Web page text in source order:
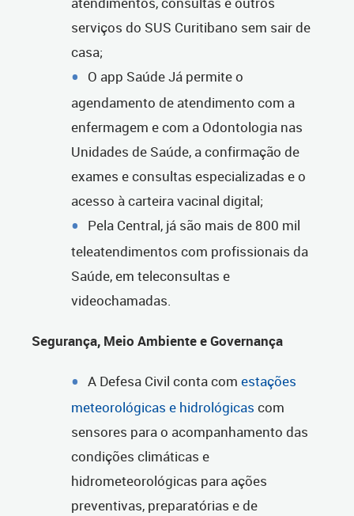
serviços do SUS Curitibano sem sair de
casa;
O app Saúde Já permite o
agendamento de atendimento com a
enfermagem e com a Odontologia nas
Unidades de Saúde, a confirmação de
exames e consultas especializadas e o
acesso à carteira vacinal digital;
Pela Central, já são mais de 800 mil
teleatendimentos com profissionais da
Saúde, em teleconsultas e
videochamadas.
Segurança, Meio Ambiente e Governança
A Defesa Civil conta com estações
meteorológicas e hidrológicas com
sensores para o acompanhamento das
condições climáticas e
hidrometeorológicas para ações
preventivas, preparatórias e de